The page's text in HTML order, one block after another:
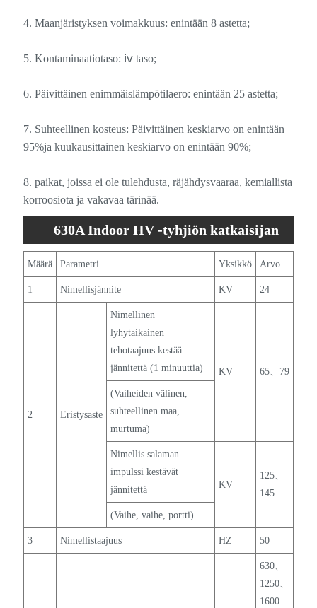
4. Maanjäristyksen voimakkuus: enintään 8 astetta;
5. Kontaminaatiotaso: ⅳ taso;
6. Päivittäinen enimmäislämpötilaero: enintään 25 astetta;
7. Suhteellinen kosteus: Päivittäinen keskiarvo on enintään
95%ja kuukausittainen keskiarvo on enintään 90%;
8. paikat, joissa ei ole tulehdusta, räjähdysvaaraa, kemiallista
korroosiota ja vakavaa tärinää.
630A Indoor HV -tyhjiön katkaisijan
eritelmä
Määrä Parametri Yksikkö Arvo
1 Nimellisjännite KV 24
2 Eristysaste
Nimellinen
lyhytaikainen
tehotaajuus kestää
jännitettä (1 minuuttia)
KV 65、79
(Vaiheiden välinen,
suhteellinen maa,
murtuma)
Nimellis salaman
impulssi kestävät
jännitettä
KV
125、
145
(Vaihe, vaihe, portti)
3 Nimellistaajuus HZ 50
630、
1250、
1600